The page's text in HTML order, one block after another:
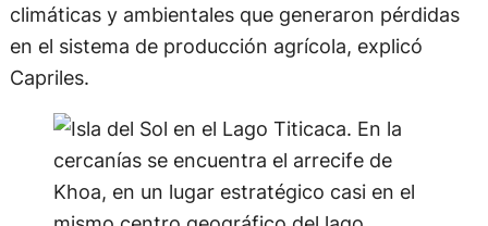
climáticas y ambientales que generaron pérdidas
en el sistema de producción agrícola, explicó
Capriles.